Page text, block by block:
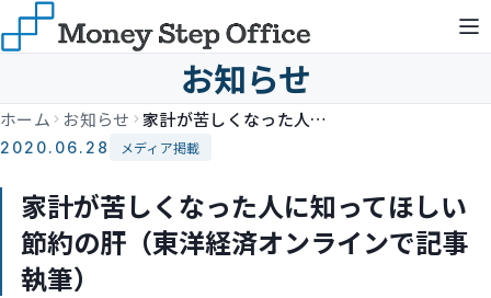
お知らせ
ホーム お知らせ 家計が苦しくなった人に知ってほしい節約の肝（東洋経済オンラインで記事執筆）
2020.06.28 メディア掲載
家計が苦しくなった人に知ってほしい
節約の肝（東洋経済オンラインで記事
執筆）